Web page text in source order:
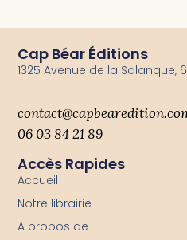
Accès Rapides
Accueil
Notre librairie
A propos de
Cap Béar Éditions
1325 Avenue de la Salanque,
06 03 84 21 89